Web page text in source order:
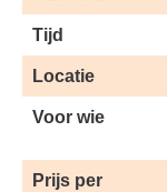
Tijd
Locatie
Voor wie
Prijs per